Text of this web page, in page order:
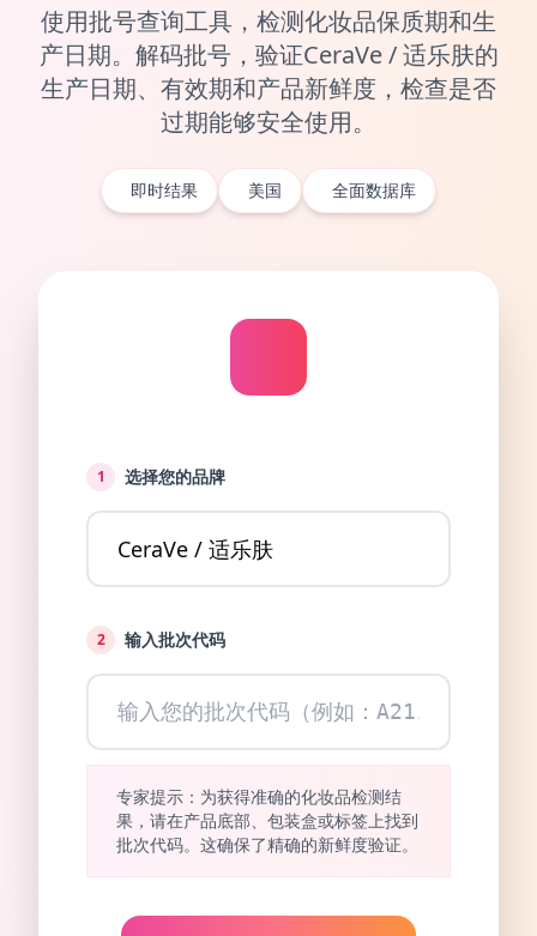
使用批号查询工具，检测化妆品保质期和生
产日期。解码批号，验证CeraVe / 适乐肤的
生产日期、有效期和产品新鲜度，检查是否
过期能够安全使用。
即时结果 美国 全面数据库
1 选择您的品牌
2 输入批次代码
专家提示：为获得准确的化妆品检测结
果，请在产品底部、包装盒或标签上找到
批次代码。这确保了精确的新鲜度验证。